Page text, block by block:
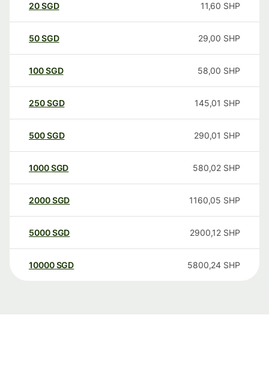
20SGD 11,60 SHP
50SGD 29,00 SHP
100SGD 58,00 SHP
250SGD 145,01 SHP
500SGD 290,01 SHP
1000SGD 580,02 SHP
2000SGD 1160,05 SHP
5000SGD 2900,12 SHP
10000 SGD 5800,24 SHP